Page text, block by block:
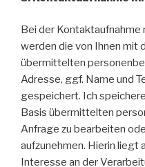
Bei der Kontaktaufnahme
werden die von Ihnen mit
übermittelten
Adresse, ggf. Name und
gespeichert. Ich
Basis übermittelten
Anfrage zu bearbeiten
aufzunehmen. Hierin liegt
Interesse an der